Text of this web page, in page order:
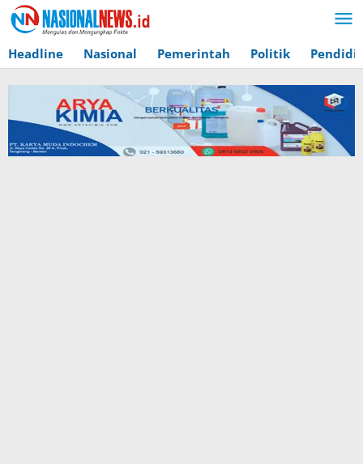
Lewati
ke
konten
Headline Nasional Pemerintah Politik